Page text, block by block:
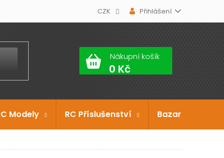
CZK Přihlášení
Nákupní košík
Modely RC Příslušenství Bazar